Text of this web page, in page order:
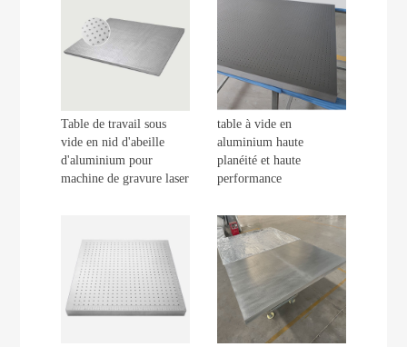
Table de travail sous
vide en nid d'abeille
d'aluminium pour
machine de gravure laser
table à vide en
aluminium haute
planéité et haute
performance